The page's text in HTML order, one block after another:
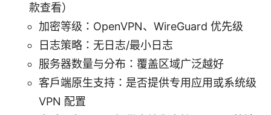
款查看）
加密等级：OpenVPN、WireGuard 优先级
日志策略：无日志/最小日志
服务器数量与分布：覆盖区域广泛越好
客户端原生支持：是否提供专用应用或系统级
VPN 配置